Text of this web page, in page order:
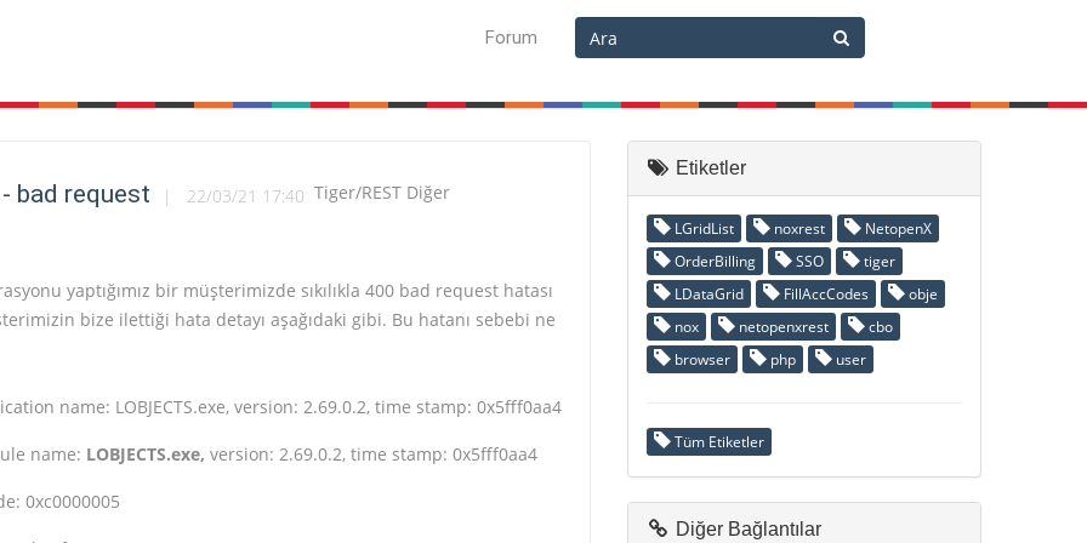
Forum
bad request 22/03/21 17:40 Tiger/REST Diğer
yaptığımız bir müşterimizde sıkılıkla 400 bad request hatası
bize ilettiği hata detayı aşağıdaki gibi. Bu hatanı sebebi ne
name: LOBJECTS.exe, version: 2.69.0.2, time stamp: 0x5fff0aa4
name: LOBJECTS.exe, version: 2.69.0.2, time stamp: 0x5fff0aa4
0xc0000005
Etiketler
LGridList noxrest
NetopenX
OrderBilling
SSO
tiger
LDataGrid
FillAccCodes
obje
nox
netopenxrest
cbo
browser
php user
Tüm Etiketler
Diğer Bağlantılar